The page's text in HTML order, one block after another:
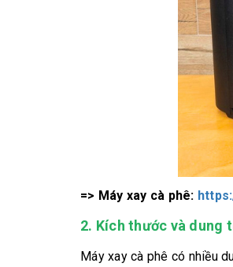
=> Máy xay cà phê:
2. Kích thước và dung
Máy xay cà phê có nhiều